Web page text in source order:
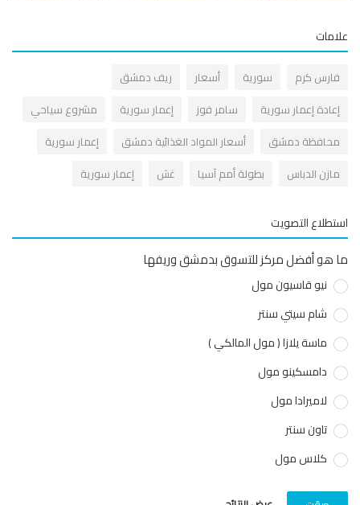
كرم سورية أسعار
ريف دمشق
إعمار سورية
سامر فوز إعمار سورية
مشروع سياحي
دمشق
أسعار المواد الغذائية دمشق
إعمار سورية
الدباس
بطولة أمم آسيا غش إعمار سورية
التصويت
أفضل مركز للتسوق بدمشق وريفها
نيو قاسيون مول
شام سيتي سنتر
ماسة يلازا ( مول المالكي )
دامسكينو مول
لاميرادا مول
تاون سنتر
كلاس مول